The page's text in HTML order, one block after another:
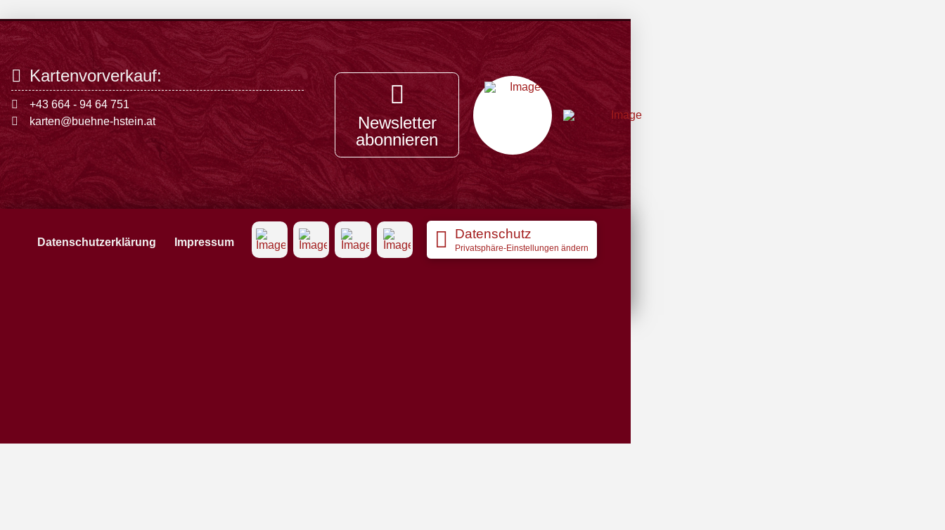
Kartenvorverkauf:
+43 664 - 94 64 751
karten@buehne-hstein.at
Newsletter
abonnieren
Datenschutzerklärung Impressum
Datenschutz
Privatsphäre-Einstellungen ändern